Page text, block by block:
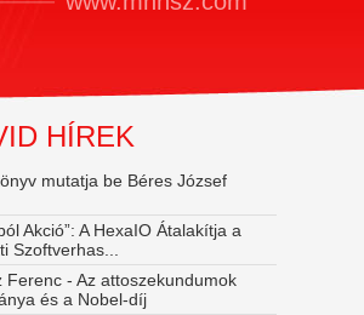
HÍREK
mutatja be Béres József
Akció”: A HexaIO Átalakítja a
Szoftverhas...
Ferenc - Az attoszekundumok
és a Nobel‑díj